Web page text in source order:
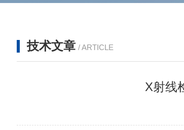
技术文章 / ARTICLE
X射线